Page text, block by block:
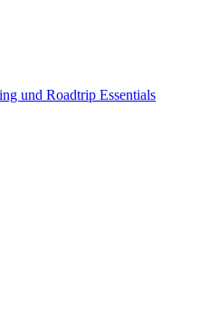
und Roadtrip Essentials